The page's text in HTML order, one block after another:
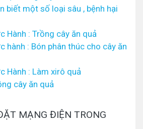
biết một số loại sâu , bệnh hại
Hành : Trồng cây ăn quả
hành : Bón phân thúc cho cây ăn
Hành : Làm xirô quả
cây ăn quả
MẠNG ĐIỆN TRONG